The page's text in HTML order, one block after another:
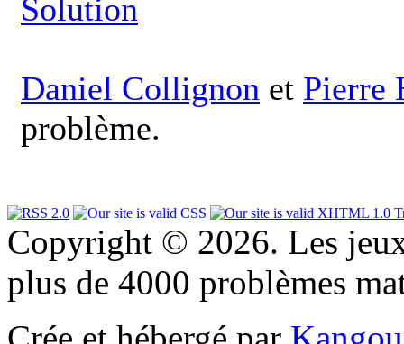
Solution
Daniel Collignon et Pierre
problème.
Copyright © 2026. Les
plus de 4000 problèmes